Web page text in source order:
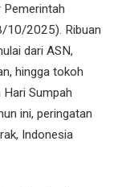
Pemerintah
10/2025). Ribuan
dari ASN,
hingga tokoh
Sumpah
ini, peringatan
Indonesia